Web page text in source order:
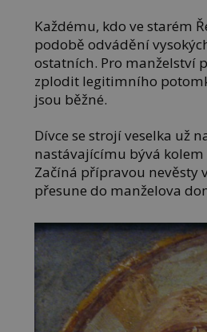
Každému, kdo ve starém
podobě odvádění
ostatních. Pro manželství
zplodit legitimního
jsou běžné.
Dívce se strojí veselka už
nastávajícímu bývá
Začíná přípravou nevěsty
přesune do manželova